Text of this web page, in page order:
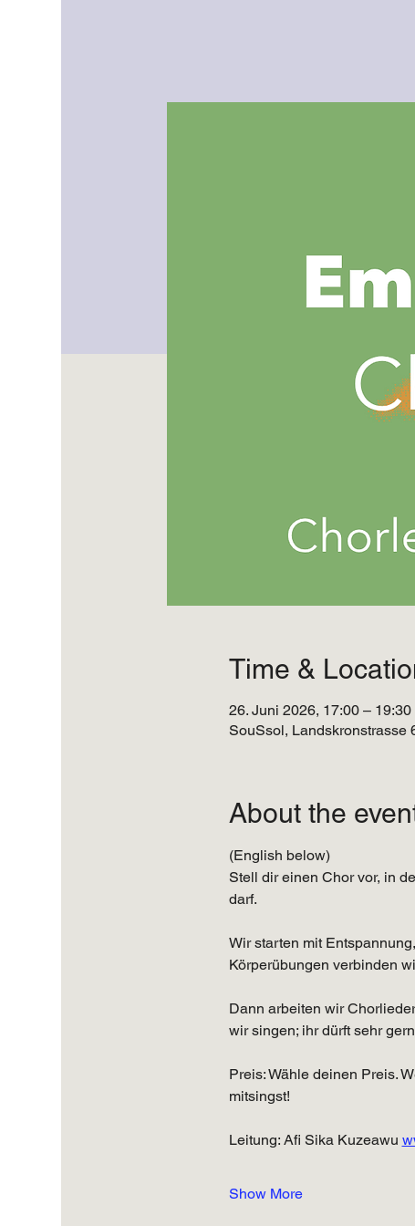
Time &
26. Juni 2026, 17:00 – 19:30
SouSsol, Landskronstrasse
About the
(English below)
Stell dir einen Chor vor, in
darf.
Wir starten mit
Körperübungen verbinden
Dann arbeiten wir
wir singen; ihr dürft sehr
Preis: Wähle deinen Preis.
mitsingst!
Leitung: Afi Sika Kuzeawu
Show More